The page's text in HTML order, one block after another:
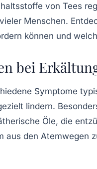
von Tees
Menschen.
können und
bei
Symptome
lindern.
Öle, die
aus den Atemwegen